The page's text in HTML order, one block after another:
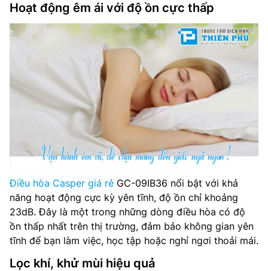
Hoạt động êm ái với độ ồn cực thấp
Điều hòa Casper giá rẻ GC-09IB36 nổi bật với khả
năng hoạt động cực kỳ yên tĩnh, độ ồn chỉ khoảng
23dB. Đây là một trong những dòng điều hòa có độ
ồn thấp nhất trên thị trường, đảm bảo không gian yên
tĩnh để bạn làm việc, học tập hoặc nghỉ ngơi thoải mái.
Lọc khí, khử mùi hiệu quả